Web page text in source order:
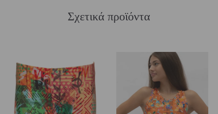
Σχετικά προϊόντα